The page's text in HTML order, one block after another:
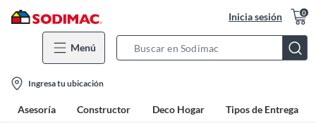
Inicia sesión 0
Menú
Bar
location-
icon
Ingresa tu ubicación
Asesoría Constructor Deco Hogar Tipos de Entrega